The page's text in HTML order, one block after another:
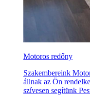
Motoros redőny
Szakembereink
állnak az Ön
szívesen segítünk